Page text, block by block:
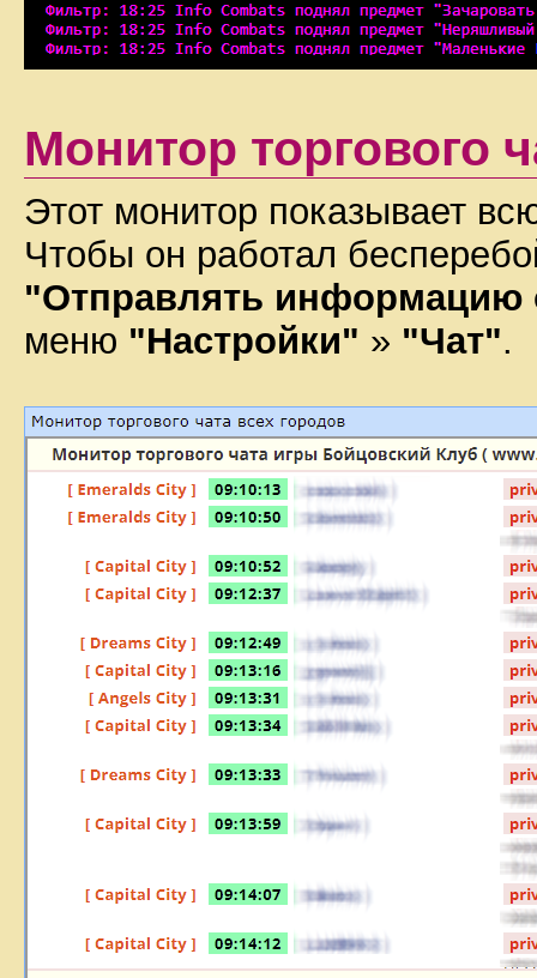
Монитор торгового
Этот монитор показывает
Чтобы он работал
"Отправлять информацию
меню "Настройки" » "Чат".